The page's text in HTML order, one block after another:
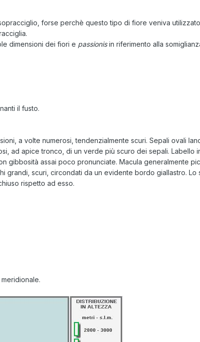
forse perchè questo tipo di fiore veniva
dimensioni dei fiori e passionisin riferimento alla
il fusto.
a volte numerosi, tendenzialmente scuri. Sepali ovali
ad apice tronco, di un verde più scuro dei sepali.
gibbosità assai poco pronunciate. Macula generalmente
grandi, scuri, circondati da un evidente bordo giallastro.
rispetto ad esso.